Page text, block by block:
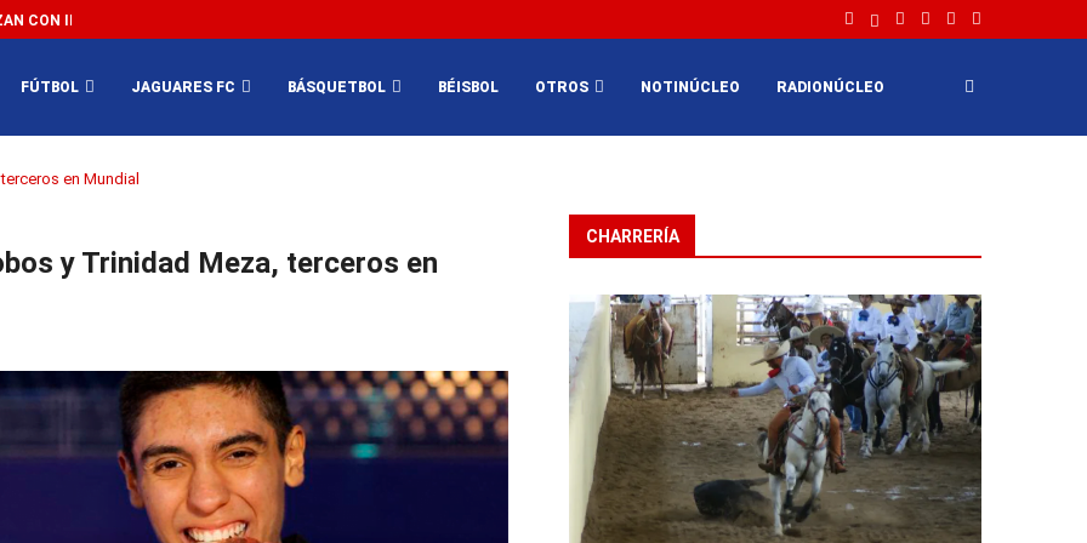
CON IMPEDIR EL MÉXICO VS SUDÁFRICA...
FÚTBOL JAGUARES FC BÁSQUETBOL BÉISBOL OTROS NOTINÚCLEO RADIONÚCLEO
en Mundial
y Trinidad Meza, terceros en
CHARRERÍA